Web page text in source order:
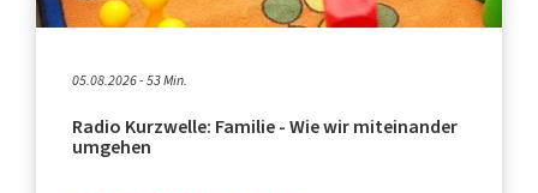
05.08.2026 - 53 Min.
Radio Kurzwelle: Familie - Wie wir miteinander
umgehen